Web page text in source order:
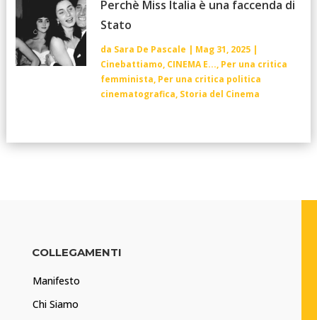
Perchè Miss Italia è una faccenda di
Stato
da Sara De Pascale | Mag 31, 2025|
Cinebattiamo, CINEMA E..., Per una critica
femminista, Per una critica politica
cinematografica, Storia del Cinema
COLLEGAMENTI
Manifesto
Chi Siamo